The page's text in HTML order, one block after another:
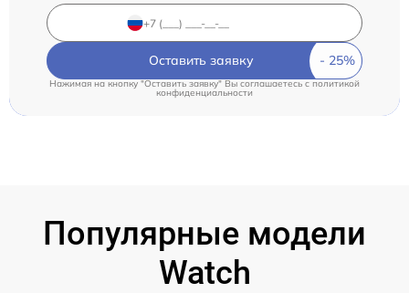
Оставить заявку
Нажимая на кнопку "Оставить заявку" Вы соглашаетесь cполитикой
конфиденциальности
Популярные модели
Watch